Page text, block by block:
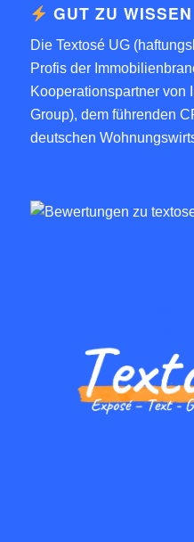
GUT ZU WISSEN
Die Textosé UG
Profis der
Kooperationspartner von
Group), dem führenden
deutschen